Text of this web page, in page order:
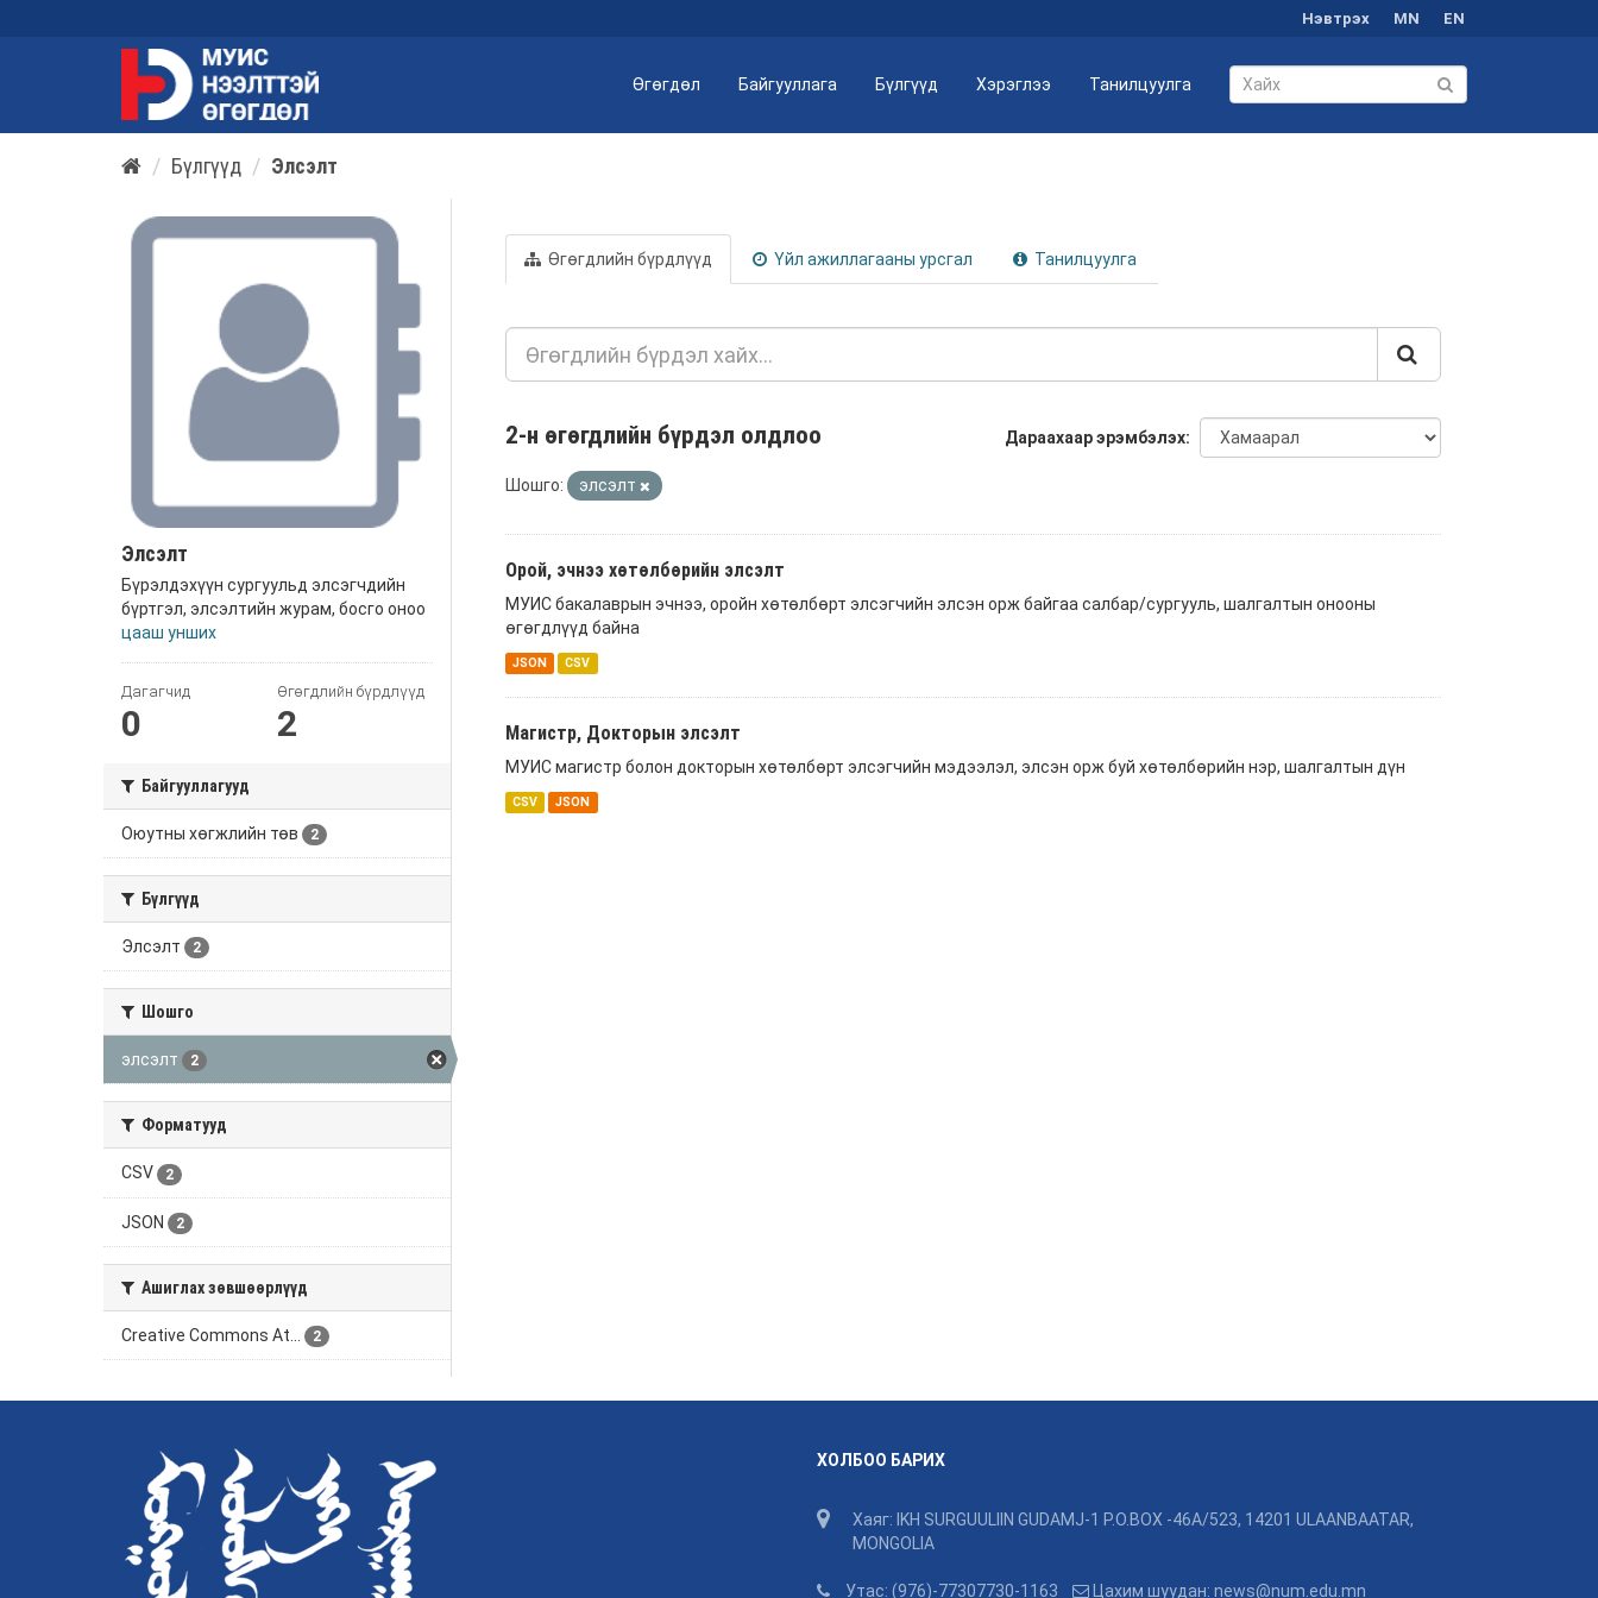
Нэвтрэх MN EN
Өгөгдөл Байгууллага Бүлгүүд Хэрэглээ Танилцуулга
Бүлгүүд Элсэлт
Элсэлт
Бүрэлдэхүүн сургуульд элсэгчдийн
бүртгэл, элсэлтийн журам, босго оноо
цааш унших
Дагагчид
0
Өгөгдлийн бүрдлүүд
2
Байгууллагууд
Оюутны хөгжлийн төв 2
Бүлгүүд
Элсэлт 2
Шошго
элсэлт 2
Форматууд
CSV 2
JSON 2
Ашиглах зөвшөөрлүүд
Creative Commons At... 2
Өгөгдлийн бүрдлүүд Үйл ажиллагааны урсгал Танилцуулга
Дараахаар эрэмбэлэх
2-н өгөгдлийн бүрдэл олдлоо
Шошго: элсэлт
Орой, эчнээ хөтөлбөрийн элсэлт
МУИС бакалаврын эчнээ, оройн хөтөлбөрт элсэгчийн элсэн орж байгаа салбар/сургууль, шалгалтын онооны
өгөгдлүүд байна
JSON CSV
Магистр, Докторын элсэлт
МУИС магистр болон докторын хөтөлбөрт элсэгчийн мэдээлэл, элсэн орж буй хөтөлбөрийн нэр, шалгалтын дүн
CSV JSON
ХОЛБОО БАРИХ
Хаяг: IKH SURGUULIIN GUDAMJ-1 P.O.BOX -46A/523, 14201 ULAANBAATAR,
MONGOLIA
Утас: (976)-77307730-1163 Цахим шуудан: news@num.edu.mn